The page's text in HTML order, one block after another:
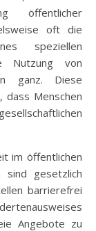
öffentlicher
oft die
speziellen
Nutzung von
ganz. Diese
dass Menschen
im öffentlichen
sind gesetzlich
barrierefrei
Angebote zu